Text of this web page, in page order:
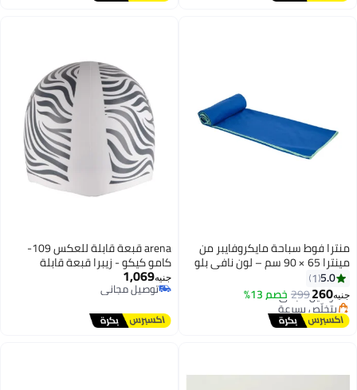
والتجديف والشاطئ والمشي
توصيل مجاني
منترا فوط سباحة مايكروفايبر من
مينترا 65 × 90 سم – لون نافي بلو
5.0
1
جنيه260
299 خصم 13%
#7 في مناشف السباحة
أقل سعر في السنة
توصيل مجاني
بتخلّص بسرعة
#7 في مناشف السباحة
arena قبعة قابلة للعكس 109-
كامو كيكو - زيبرا قبعة قابلة
قبعة سباحة هيدرو ديناميكية من
جنيه1,069
توصيل مجاني
توصيل مجاني